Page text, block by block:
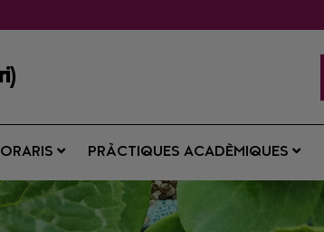
PRÀCTIQUES ACADÈMIQUES